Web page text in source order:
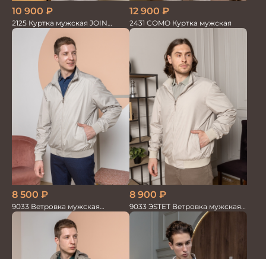
10 900 ₽
2125 Куртка мужская JOIN
BEIGE
12 900 ₽
2431 COMO Куртка мужская
8 500 ₽
9033 Ветровка мужская
бежевый
8 900 ₽
9033 ЭSTET Ветровка мужская
бежевый